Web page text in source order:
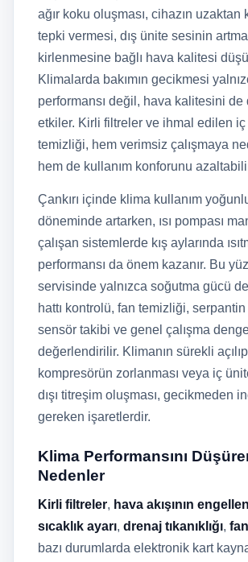
ağır koku oluşması, cihazın uzaktan
tepki vermesi, dış ünite sesinin
kirlenmesine bağlı hava kalitesi
Klimalarda bakımın gecikmesi
performansı değil, hava kalitesini de
etkiler. Kirli filtreler ve ihmal edilen
temizliği, hem verimsiz çalışmaya
hem de kullanım konforunu
Çankırı içinde klima kullanım
döneminde artarken, ısı pompası
çalışan sistemlerde kış aylarında
performansı da önem kazanır. Bu
servisinde yalnızca soğutma gücü
hattı kontrolü, fan temizliği,
sensör takibi ve genel çalışma
değerlendirilir. Klimanın sürekli
kompresörün zorlanması veya iç
dışı titreşim oluşması, gecikmeden
gereken işaretlerdir.
Klima Performansını
Nedenler
Kirli filtreler, hava akışının
sıcaklık ayarı, drenaj tıkanıklığı,
bazı durumlarda elektronik kart